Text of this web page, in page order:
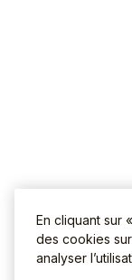
En cliquant sur
des cookies
analyser